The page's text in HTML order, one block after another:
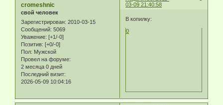
03-09 21:40:58
cromeshnic
свой человек
Зарегистрирован: 2010-03-15
Сообщений: 5069
Уважение: [+1/-0]
Позитив: [+0/-0]
Пол: Мужской
Провел на форуме:
2 месяца 0 дней
Последний визит:
2026-05-09 10:04:16
В копилку:
0